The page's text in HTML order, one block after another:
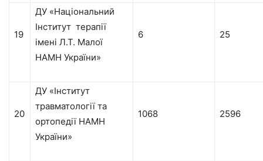
19
ДУ «Національний
Інститут терапії
імені Л.Т. Малої
НАМН України»
6 25
20
ДУ «Інститут
травматології та
ортопедії НАМН
України»
1068 2596